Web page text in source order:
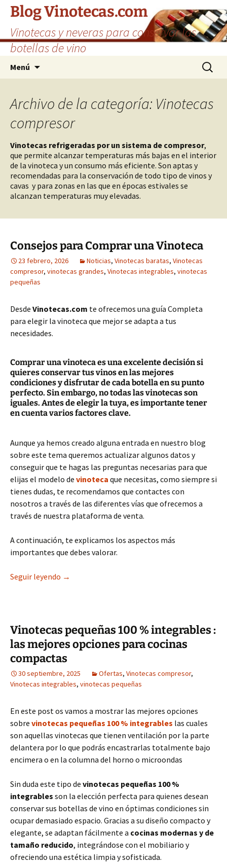
Saltar
contenido
Blog Vinotecas.com
Vinotecas y neveras para conservar las
botellas de vino
Menú Buscar:
Archivo de la categoría: Vinotecas
compresor
Vinotecas refrigeradas por un sistema de compresor,
que permite alcanzar temperaturas más bajas en el interior
de la vinoteca y un consumo más eficiente. Son aptas y
recomendadas para la conservación de todo tipo de vinos y
cavas y para zonas en las que en épocas estivales se
alcanzan temperaturas muy elevadas.
Consejos para Comprar una Vinoteca
23 febrero, 2026 Noticias, Vinotecas baratas, Vinotecas
compresor, vinotecas grandes, Vinotecas integrables, vinotecas
pequeñas
Desde Vinotecas.com te ofrecemos una guía Completa
para elegir la vinoteca que mejor se adapta a tus
necesidades.
Comprar una vinoteca es una excelente decisión si
quieres conservar tus vinos en las mejores
condiciones y disfrutar de cada botella en su punto
perfecto. Sin embargo, no todas las vinotecas son
iguales. Antes de elegir la tuya, es importante tener
en cuenta varios factores clave.
Aunque ya hemos creado alguna entrada en nuestro blog
sobre este tema queremos actualizar algunos datos y
conseguir que te hagas las preguntas necesarias para que
elijas el modelo de vinoteca que necesitas, como siempre si
tienes dudas, te recomendamos que contactes con
nosotros a través de las diferentes vías que ofrecemos a
través de nuestra plataforma de venta.
A continuación, te explicamos los aspectos más
importantes que debes valorar.
Seguir leyendo Consejos para Comprar una Vinoteca
→
Vinotecas pequeñas 100 % integrables :
las mejores opciones para cocinas
compactas
30 septiembre, 2025 Ofertas, Vinotecas compresor,
Vinotecas integrables, vinotecas pequeñas
En este post os vamos a mostrar las mejores opciones
sobre vinotecas pequeñas 100 % integrables las cuales
son aquellas vinotecas que tienen ventilación por la parte
delantera por lo que podrás encastrarlas totalmente bajo
encimera o en la columna del horno o microondas
Sin duda este tipo de vinotecas pequeñas 100 %
integrables son la elección perfecta para quienes desean
conservar sus botellas de vino en óptimas condiciones sin
ocupar demasiado espacio. Gracias a su diseño compacto y
elegante, se adaptan fácilmente a cocinas modernas y de
tamaño reducido, integrándose con el mobiliario y
ofreciendo una estética limpia y sofisticada.